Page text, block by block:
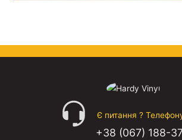
Є питання ?
+38 (067) 188-